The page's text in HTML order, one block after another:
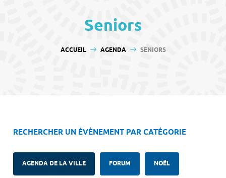
Seniors
VOUS ÊTES ICI :
ACCUEIL AGENDA SENIORS
RECHERCHER UN ÉVÈNEMENT PAR CATÉGORIE
AGENDA DE LA VILLE FORUM NOËL